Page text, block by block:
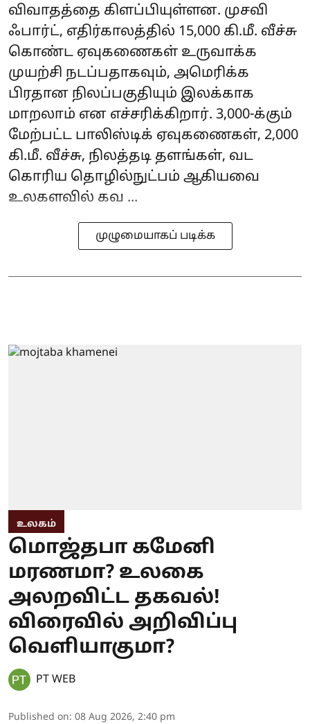
விவாதத்தை கிளப்பியுள்ளன. முசவி
ஃபார்ட், எதிர்காலத்தில் 15,000 கி.மீ. வீச்சு
கொண்ட ஏவுகணைகள் உருவாக்க
முயற்சி நடப்பதாகவும், அமெரிக்க
பிரதான நிலப்பகுதியும் இலக்காக
மாறலாம் என எச்சரிக்கிறார். 3,000-க்கும்
மேற்பட்ட பாலிஸ்டிக் ஏவுகணைகள், 2,000
கி.மீ. வீச்சு, நிலத்தடி தளங்கள், வட
கொரிய தொழில்நுட்பம் ஆகியவை
உலகளவில் கவ ...
முழுமையாகப் படிக்க
உலகம்
மொஜ்தபா கமேனி
மரணமா? உலகை
அலறவிட்ட தகவல்!
விரைவில் அறிவிப்பு
வெளியாகுமா?
PT WEB
Published on: 08 Aug 2026, 2:40 pm